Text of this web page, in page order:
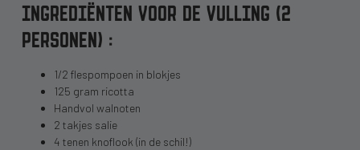
INGREDIËNTEN VOOR DE VULLING (2
PERSONEN) :
1/2 flespompoen in blokjes⁠
125 gram ricotta⁠⠀
Handvol walnoten⁠⠀
2 takjes salie⁠⠀
4 tenen knoflook (in de schil!)⁠⠀